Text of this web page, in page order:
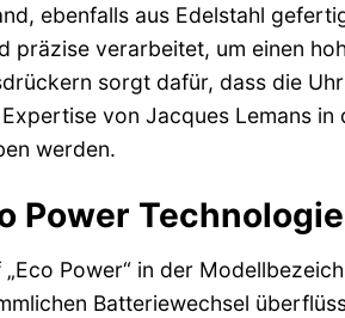
ebenfalls aus Edelstahl
präzise verarbeitet, um einen
sorgt dafür, dass die
von Jacques Lemans
werden.
Power
Power“ in der
Batteriewechsel